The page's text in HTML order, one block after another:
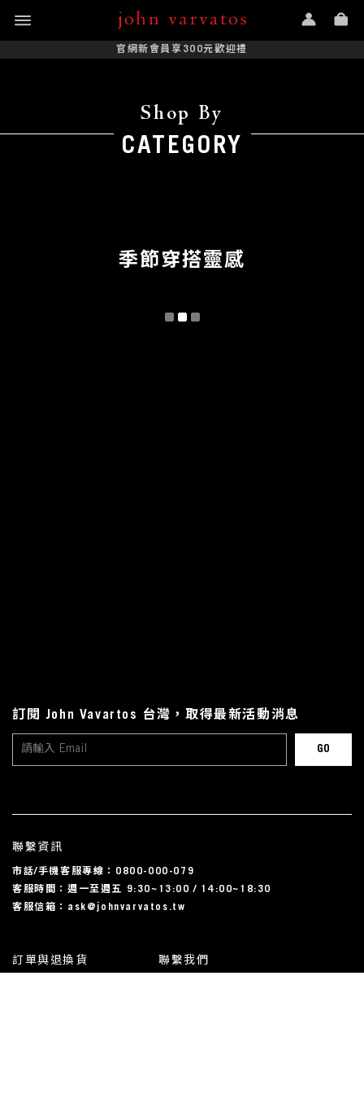
官網新會員享300元歡迎禮
Shop By
CATEGORY
季節穿搭靈感
訂單與退換貨 聯繫我們
聯繫資訊
市話/手機客服專線：0800-000-079
客服時間：週一至週五 9:30~13:00 / 14:00~18:30
客服信箱：ask@johnvarvatos.tw
訂閱 John Vavartos 台灣，取得最新活動消息